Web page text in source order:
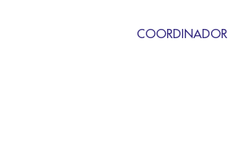
COORDINADOR